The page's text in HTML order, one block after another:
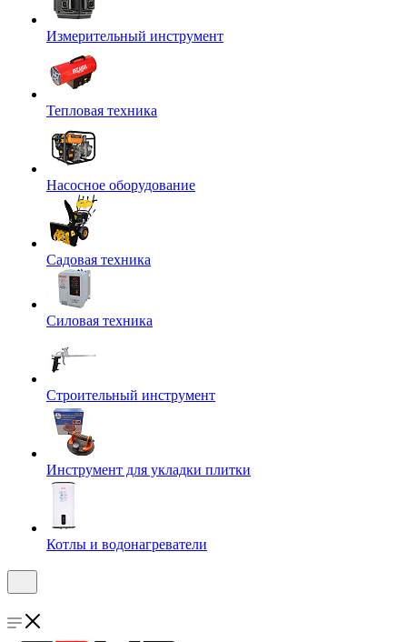
Измерительный инструмент
Тепловая техника
Насосное оборудование
Садовая техника
Силовая техника
Строительный инструмент
Инструмент для укладки плитки
Котлы и водонагреватели